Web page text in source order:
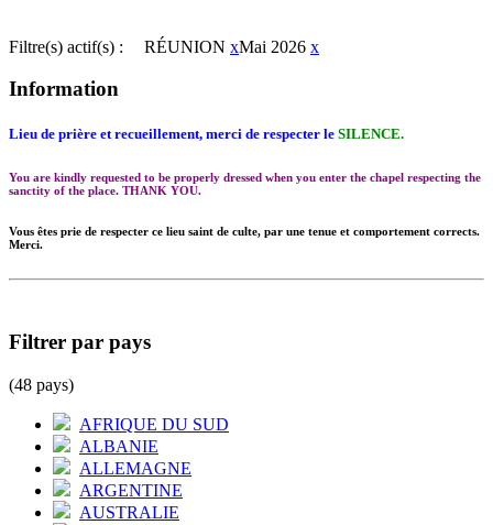
Filtre(s) actif(s) : RÉUNION xMai 2026 x
Information
Lieu de prière et recueillement, merci de respecter le SILENCE.
You are kindly requested to be properly dressed when you enter the chapel respecting the
sanctity of the place. THANK YOU.
Vous êtes prie de respecter ce lieu saint de culte, par une tenue et comportement corrects.
Merci.
Filtrer par pays
(48 pays)
AFRIQUE DU SUD
ALBANIE
ALLEMAGNE
ARGENTINE
AUSTRALIE